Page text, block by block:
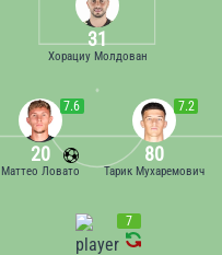
31
Хорациу Молдован
7.2
80
Тарик Мухаремович
7.6
20
Маттео Ловато
7